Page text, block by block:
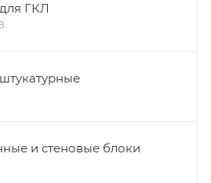
ГКЛ
и стеновые блоки